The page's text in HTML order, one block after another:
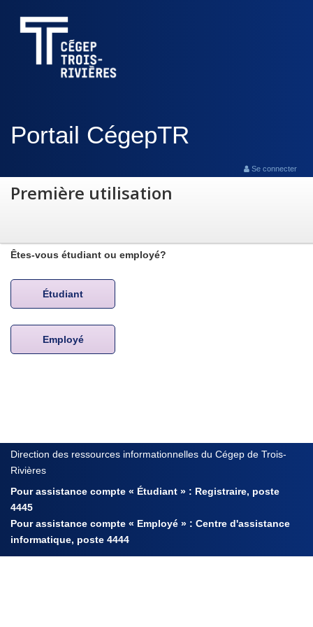
Portail CégepTR
Se connecter
Première utilisation
Êtes-vous étudiant ou employé?
Étudiant
Employé
Direction des ressources informationnelles du Cégep de Trois-
Rivières
Pour assistance compte « Étudiant » : Registraire, poste
4445
Pour assistance compte « Employé » : Centre d'assistance
informatique, poste 4444